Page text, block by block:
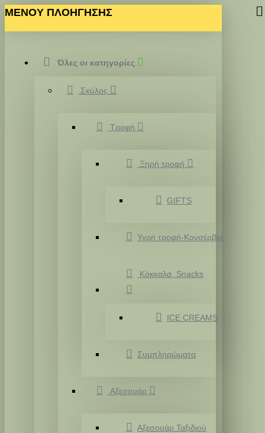
MENOY ΠΛΟΗΓΗΣΗΣ
Όλες οι κατηγορίες
Σκύλος
Τροφή
Ξηρή τροφή
GIFTS
Υγρή τροφή-Κονσέρβες
Κόκκαλα, Snacks
ICE CREAMS
Συμπληρώματα
Αξεσουάρ
Αξεσουάρ Ταξιδιού